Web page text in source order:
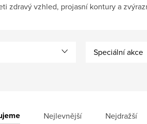
zdravý vzhled, projasní kontury a
Speciální akce
Nejlevnější Nejdražší